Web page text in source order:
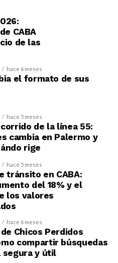
CABA
de las
hace 6 meses
el formato de sus
hace 5 meses
de la línea 55:
cambia en Palermo y
rige
hace 5 meses
tránsito en CABA:
del 18% y el
los valores
hace 6 meses
Chicos Perdidos
compartir búsquedas
segura y útil